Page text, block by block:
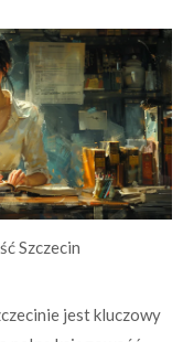
Szczecin
jest kluczowy